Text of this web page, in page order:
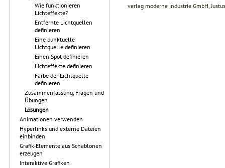
Wie funktionieren
Lichteffekte?
Entfernte Lichtquellen
definieren
Eine punktuelle
Lichtquelle definieren
Einen Spot definieren
Lichteffekte definieren
Farbe der Lichtquelle
definieren
Zusammenfassung, Fragen und
Übungen
Lösungen
Animationen verwenden
Hyperlinks und externe Dateien
einbinden
Grafik-Elemente aus Schablonen
erzeugen
Interaktive Grafiken
verlag moderne industrie GmbH,